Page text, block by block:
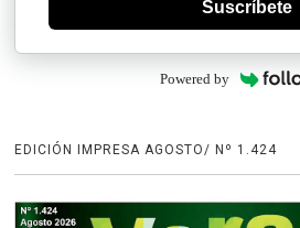
Suscríbete
Powered by
EDICIÓN IMPRESA AGOSTO/ Nº 1.424